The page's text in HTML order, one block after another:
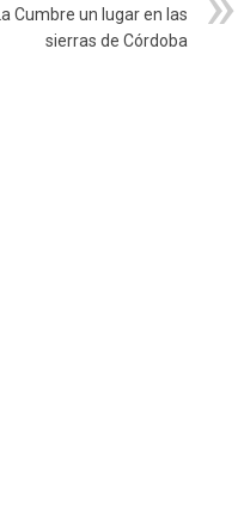
La Cumbre un lugar en las
sierras de Córdoba